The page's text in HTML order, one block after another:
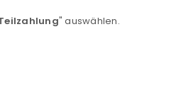
" auswählen.